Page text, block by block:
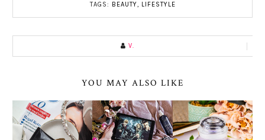
TAGS: BEAUTY, LIFESTYLE
V.
YOU MAY ALSO LIKE